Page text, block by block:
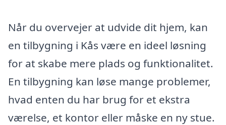
Når du overvejer at udvide dit hjem, kan
en tilbygning i Kås være en ideel løsning
for at skabe mere plads og funktionalitet.
En tilbygning kan løse mange problemer,
hvad enten du har brug for et ekstra
værelse, et kontor eller måske en ny stue.